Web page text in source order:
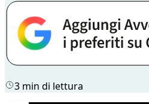
3 min di lettura